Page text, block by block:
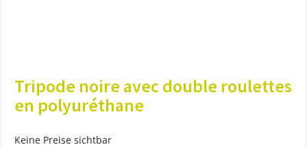
Tripode noire avec double roulettes
en polyuréthane
Keine Preise sichtbar